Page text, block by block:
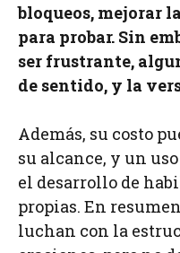
bloqueos, mejorar
para probar. Sin
ser frustrante,
de sentido, y la
Además, su costo
su alcance, y un
el desarrollo de
propias. En
luchan con la